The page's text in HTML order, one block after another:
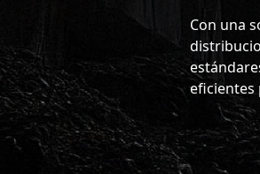
Con una
eficientes